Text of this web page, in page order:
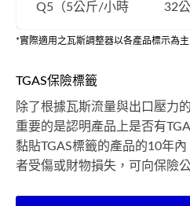
Q5（5公斤/小時 32
*實際適用之瓦斯調整器以各產品標示為主
TGAS保險標籤
除了根據瓦斯流量與出口壓力
重要的是認明產品上是否有
黏貼TGAS標籤的產品的10年
者受傷或財物損失，可向保險